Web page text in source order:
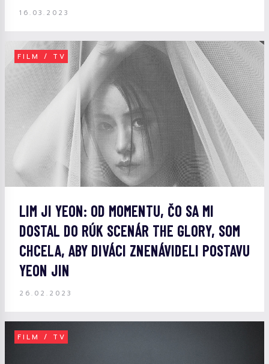
16.03.2023
FILM / TV
LIM JI YEON: OD MOMENTU, ČO SA MI
DOSTAL DO RÚK SCENÁR THE GLORY, SOM
CHCELA, ABY DIVÁCI ZNENÁVIDELI POSTAVU
YEON JIN
26.02.2023
FILM / TV